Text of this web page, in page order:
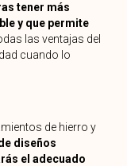
tener más
y que permite
las ventajas del
cuando lo
de hierro y
diseños
el adecuado